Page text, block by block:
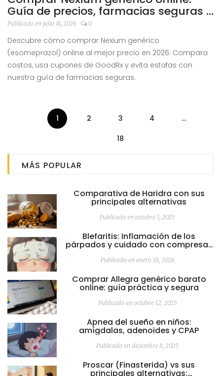
Guía de precios, farmacias seguras y
consejos para ahorrar en 2026
Publicado en julio 14, 2026 0
Descubre cómo comprar Nexium genérico
(esomeprazol) online al mejor precio en 2026. Compara
costos, usa cupones de GoodRx y evita estafas con
nuestra guía de farmacias seguras.
1 2 3 4 …
18
MÁS POPULAR
Comparativa de Haridra con sus
principales alternativas
Publicado en octubre 1, 2025
Blefaritis: Inflamación de los
párpados y cuidado con compresas
Publicado en enero 18, 2026
Comprar Allegra genérico barato
online: guía práctica y segura
Publicado en octubre 12, 2025
Apnea del sueño en niños:
amígdalas, adenoides y CPAP
Publicado en diciembre 8, 2025
Proscar (Finasterida) vs sus
principales alternativas: